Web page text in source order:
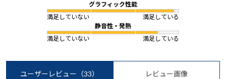
グラフィック性能
満足していない
満足している
静音性・発熱
満足していない
満足している
ユーザーレビュー （33） レビュー画像